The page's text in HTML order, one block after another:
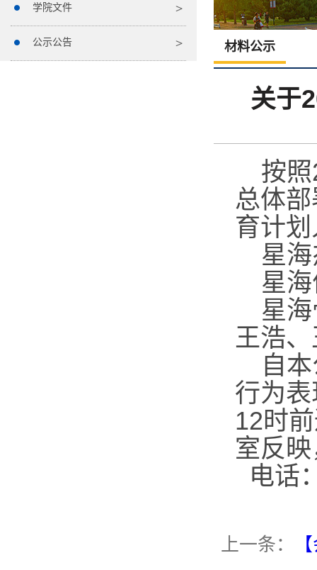
学院文件
公示公告 材料公示
关于
按照
总体
育计
星
星
星
王浩
自
行为
12时
室反
电话
上一条：